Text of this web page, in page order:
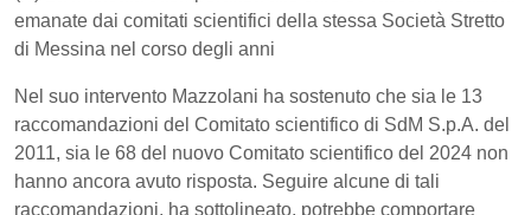
emanate dai comitati scientifici della stessa Società Stretto
di Messina nel corso degli anni
Nel suo intervento Mazzolani ha sostenuto che sia le 13
raccomandazioni del Comitato scientifico di SdM S.p.A. del
2011, sia le 68 del nuovo Comitato scientifico del 2024 non
hanno ancora avuto risposta. Seguire alcune di tali
raccomandazioni, ha sottolineato, potrebbe comportare